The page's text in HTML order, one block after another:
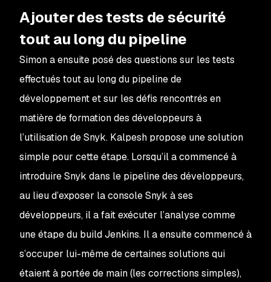
Ajouter des tests de sécurité
tout au long du pipeline
Simon a ensuite posé des questions sur les tests
effectués tout au long du pipeline de
développement et sur les défis rencontrés en
matière de formation des développeurs à
l’utilisation de Snyk. Kalpesh propose une solution
simple pour cette étape. Lorsqu’il a commencé à
introduire Snyk dans le pipeline des développeurs,
au lieu d’exposer la console Snyk à ses
développeurs, il a fait exécuter l’analyse comme
une étape du build Jenkins. Il a ensuite commencé à
s’occuper lui-même de certaines solutions qui
étaient à portée de main (les corrections simples),